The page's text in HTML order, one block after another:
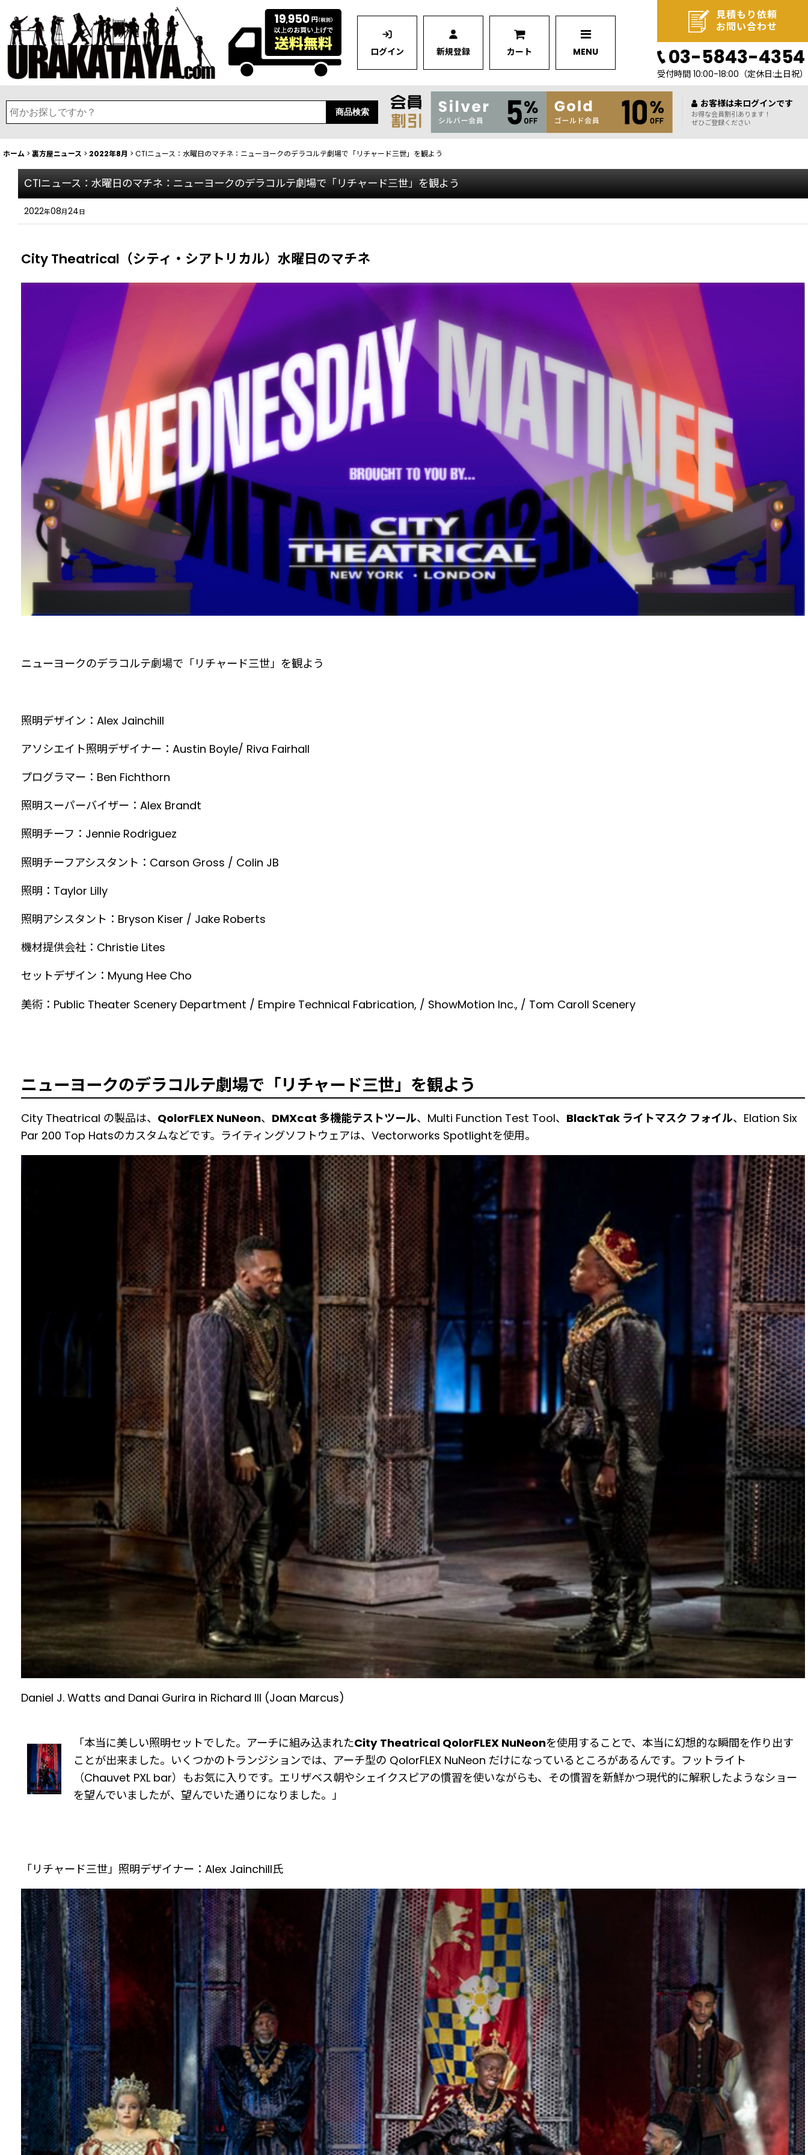
ログイン 新規登録 カート MENU
見積もり依頼
お問い合わせ
03-5843-4354
受付時間 10:00-18:00 （定休日:土日祝）
商品検索
お客様は未ログインです
お得な会員割引あります！
ぜひご登録ください
ホーム > 裏方屋ニュース > 2022年8月 > CTIニュース：水曜日のマチネ：ニューヨークのデラコルテ劇場で「リチャード三世」を観よう
CTIニュース：水曜日のマチネ：ニューヨークのデラコルテ劇場で「リチャード三世」を観よう
2022年08月24日
City Theatrical（シティ・シアトリカル） 水曜日のマチネ
ニューヨークのデラコルテ劇場で「リチャード三世」を観よう
照明デザイン：Alex Jainchill
アソシエイト照明デザイナー：Austin Boyle/ Riva Fairhall
プログラマー：Ben Fichthorn
照明スーパーバイザー：Alex Brandt
照明チーフ：Jennie Rodriguez
照明チーフアシスタント：Carson Gross / Colin JB
照明：Taylor Lilly
照明アシスタント：Bryson Kiser / Jake Roberts
機材提供会社：Christie Lites
セットデザイン：Myung Hee Cho
美術：Public Theater Scenery Department / Empire Technical Fabrication, / ShowMotion Inc., / Tom Caroll Scenery
ニューヨークのデラコルテ劇場で「リチャード三世」を観よう
City Theatrical の製品は、 QolorFLEX NuNeon、 DMXcat 多機能テストツール、Multi Function Test Tool、 BlackTak ライトマスク フォイル、Elation Six
Par 200 Top Hatsのカスタムなどです。ライティングソフトウェアは、Vectorworks Spotlightを使用。
Daniel J. Watts and Danai Gurira in Richard III (Joan Marcus)
「本当に美しい照明セットでした。アーチに組み込まれたCity Theatrical QolorFLEX NuNeonを使用することで、本当に幻想的な瞬間を作り出す
ことが出来ました。いくつかのトランジションでは、アーチ型の QolorFLEX NuNeon だけになっているところがあるんです。フットライト
（Chauvet PXL bar）もお気に入りです。エリザベス朝やシェイクスピアの慣習を使いながらも、その慣習を新鮮かつ現代的に解釈したようなショー
を望んでいましたが、望んでいた通りになりました。」
「リチャード三世」照明デザイナー：Alex Jainchill氏